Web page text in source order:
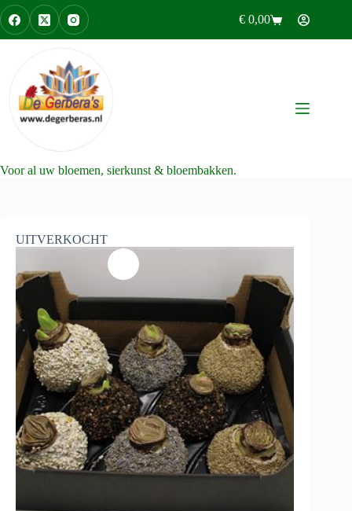
Ga
naar
de
Winkelwagen
€ 0,00
Voor al uw bloemen, sierkunst & bloembakken.
UITVERKOCHT